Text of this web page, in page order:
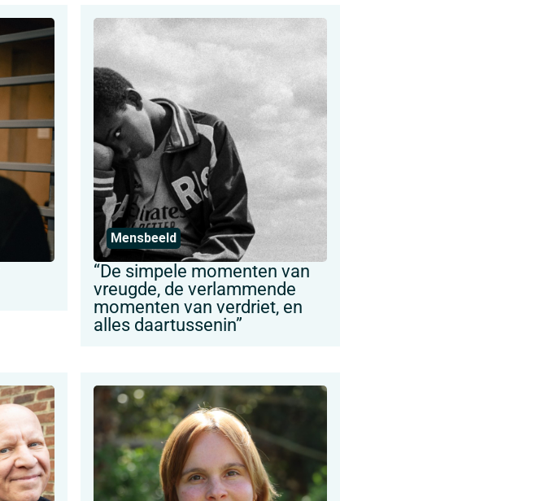
Mensbeeld
“De simpele momenten van
vreugde, de verlammende
momenten van verdriet, en
alles daartussenin”